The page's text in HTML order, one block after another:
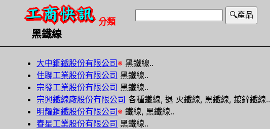
分類
黑鐵線
大中鋼鐵股份有限公司 ※黑鐵線..
住聯工業股份有限公司 黑鐵線..
宗發工業股份有限公司 黑鐵線..
宗興鐵線廠股份有限公司 各種鐵線, 退 火鐵線, 黑鐵線, 鍍鋅鐵線..
明耀鋼鐵股份有限公司 ※鐵線, 黑鐵線..
春星工業股份有限公司 黑鐵線..